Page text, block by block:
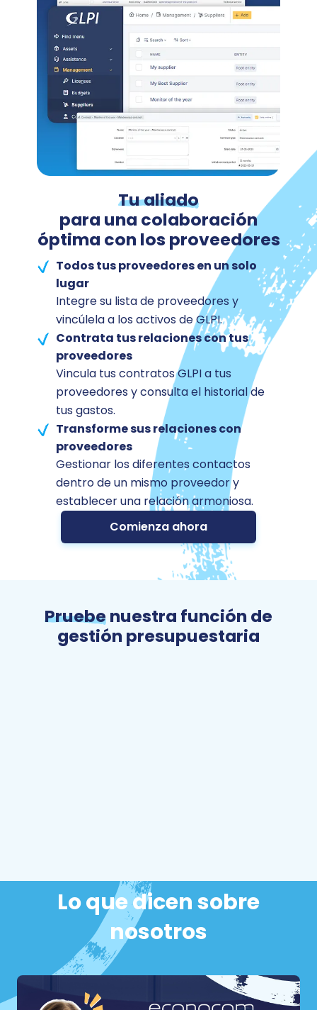
Tu aliado
para una colaboración
óptima con los proveedores
Todos tus proveedores en un solo
lugar
Integre su lista de proveedores y
vincúlela a los activos de GLPI.
Contrata tus relaciones con tus
proveedores
Vincula tus contratos GLPI a tus
proveedores y consulta el historial de
tus gastos.
Transforme sus relaciones con
proveedores
Gestionar los diferentes contactos
dentro de un mismo proveedor y
establecer una relación armoniosa.
Comienza ahora
Pruebenuestra función de
gestión presupuestaria
Lo que dicen sobre
nosotros